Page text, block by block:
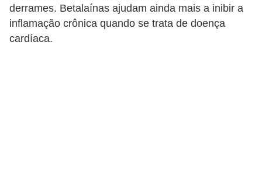
derrames. Betalaínas ajudam ainda mais a inibir a
inflamação crônica quando se trata de doença
cardíaca.